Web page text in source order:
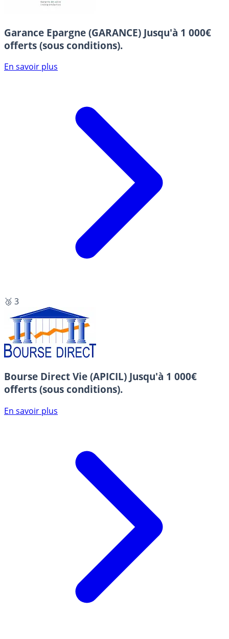
Garance Epargne (GARANCE) Jusqu'à 1 000€
offerts (sous conditions).
En savoir plus
🥉 3
Bourse Direct Vie (APICIL) Jusqu'à 1 000€
offerts (sous conditions).
En savoir plus